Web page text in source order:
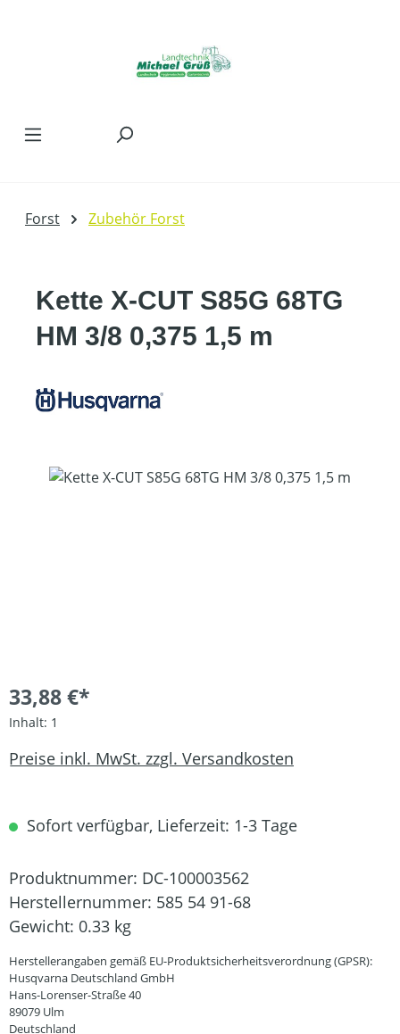
Forst Zubehör Forst
Kette X-CUT S85G 68TG
HM 3/8 0,375 1,5 m
Bildergalerie überspringen
33,88 €*
Inhalt: 1
Preise inkl. MwSt. zzgl. Versandkosten
Sofort verfügbar, Lieferzeit: 1-3 Tage
Produktnummer: DC-100003562
Herstellernummer: 585 54 91-68
Gewicht: 0.33 kg
Herstellerangaben gemäß EU-Produktsicherheitsverordnung (GPSR):
Husqvarna Deutschland GmbH
Hans-Lorenser-Straße 40
89079 Ulm
Deutschland